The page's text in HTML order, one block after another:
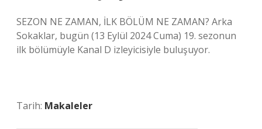
SEZON NE ZAMAN, İLK BÖLÜM NE ZAMAN? Arka
Sokaklar, bugün (13 Eylül 2024 Cuma) 19. sezonun
ilk bölümüyle Kanal D izleyicisiyle buluşuyor.
Tarih: Makaleler